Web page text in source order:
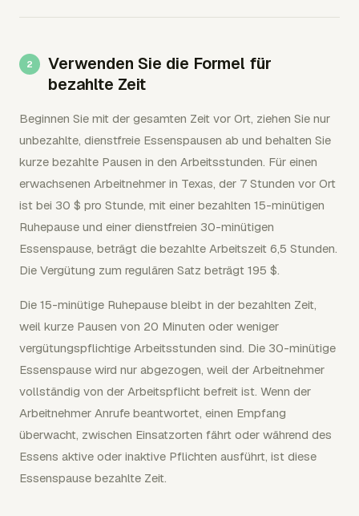
Verwenden Sie die Formel für
bezahlte Zeit
Beginnen Sie mit der gesamten Zeit vor Ort, ziehen Sie nur
unbezahlte, dienstfreie Essenspausen ab und behalten Sie
kurze bezahlte Pausen in den Arbeitsstunden. Für einen
erwachsenen Arbeitnehmer in Texas, der 7 Stunden vor Ort
ist bei 30 $ pro Stunde, mit einer bezahlten 15-minütigen
Ruhepause und einer dienstfreien 30-minütigen
Essenspause, beträgt die bezahlte Arbeitszeit 6,5 Stunden.
Die Vergütung zum regulären Satz beträgt 195 $.
Die 15-minütige Ruhepause bleibt in der bezahlten Zeit,
weil kurze Pausen von 20 Minuten oder weniger
vergütungspflichtige Arbeitsstunden sind. Die 30-minütige
Essenspause wird nur abgezogen, weil der Arbeitnehmer
vollständig von der Arbeitspflicht befreit ist. Wenn der
Arbeitnehmer Anrufe beantwortet, einen Empfang
überwacht, zwischen Einsatzorten fährt oder während des
Essens aktive oder inaktive Pflichten ausführt, ist diese
Essenspause bezahlte Zeit.